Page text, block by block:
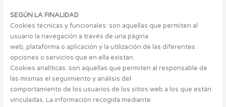
SEGÚN LA FINALIDAD
Cookies técnicas y funcionales: son aquellas que permiten al
usuario la navegación a través de una página
web, plataforma o aplicación y la utilización de las diferentes
opciones o servicios que en ella existan.
Cookies analíticas: son aquellas que permiten al responsable de
las mismas el seguimiento y análisis del
comportamiento de los usuarios de los sitios web a los que están
vinculadas. La información recogida mediante